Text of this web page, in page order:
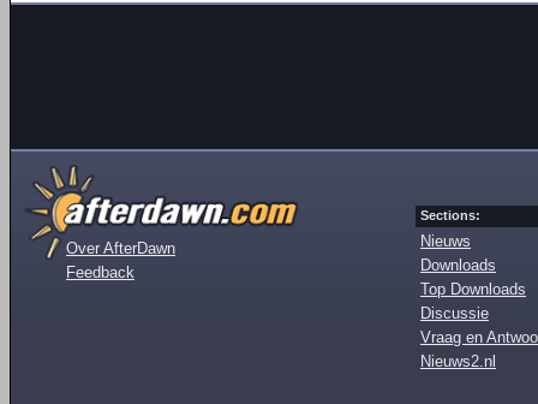
Over AfterDawn
Feedback
Sections:
Nieuws
Downloads
Top Downloads
Discussie
Vraag en
Nieuws2.nl